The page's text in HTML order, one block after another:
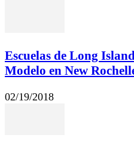
Escuelas de Long
Modelo en New
02/19/2018